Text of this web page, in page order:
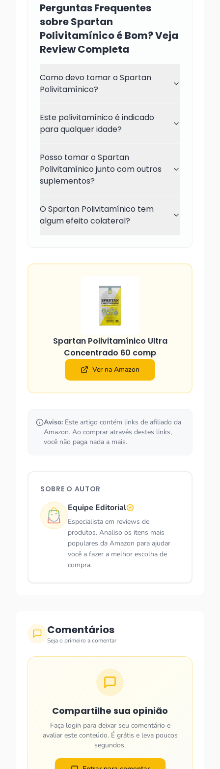
Perguntas Frequentes
sobre Spartan
Polivitamínico é Bom? Veja
Review Completa
Como devo tomar o Spartan
Polivitamínico?
Este polivitamínico é indicado
para qualquer idade?
Posso tomar o Spartan
Polivitamínico junto com outros
suplementos?
O Spartan Polivitamínico tem
algum efeito colateral?
Spartan Polivitamínico Ultra
Concentrado 60 comp
Ver na Amazon
Aviso: Este artigo contém links de afiliado da
Amazon. Ao comprar através destes links,
você não paga nada a mais.
SOBRE O AUTOR
Equipe Editorial
Especialista em reviews de
produtos. Analiso os itens mais
populares da Amazon para ajudar
você a fazer a melhor escolha de
compra.
Comentários
Seja o primeiro a comentar
Compartilhe sua opinião
Faça login para deixar seu comentário e
avaliar este conteúdo. É grátis e leva poucos
segundos.